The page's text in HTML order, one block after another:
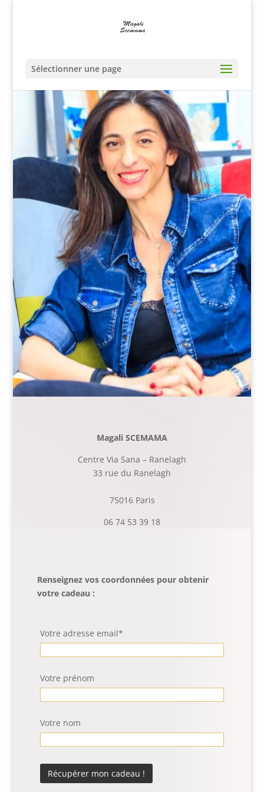
Sélectionner une page
Magali SCEMAMA
Centre Via Sana – Ranelagh
33 rue du Ranelagh
75016 Paris
06 74 53 39 18
Renseignez vos coordonnées pour obtenir
votre cadeau :
Votre adresse email*
Votre prénom
Votre nom